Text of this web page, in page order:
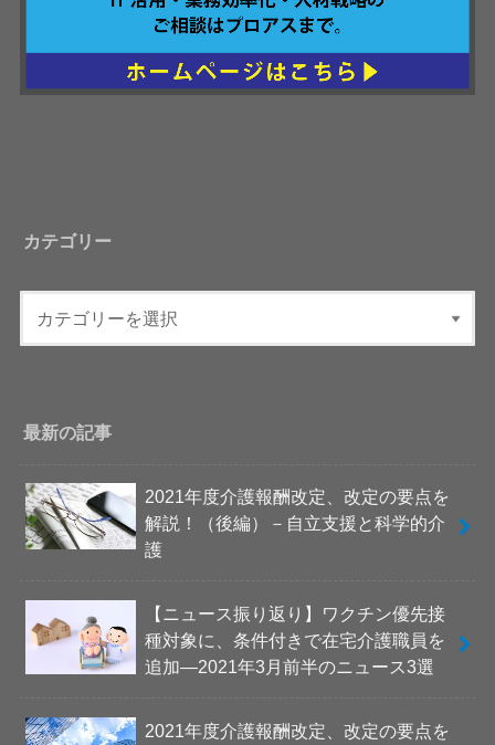
カテゴリー
最新の記事
2021年度介護報酬改定、改定の要点を
解説！（後編）－自立支援と科学的介
護
【ニュース振り返り】ワクチン優先接
種対象に、条件付きで在宅介護職員を
追加―2021年3月前半のニュース3選
2021年度介護報酬改定、改定の要点を